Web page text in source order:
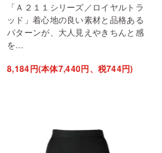
「Ａ２１１シリーズ／ロイヤルトラ
ッド」着心地の良い素材と品格ある
パターンが、大人見えやきちんと感
を…
8,184円(本体7,440円、税744円)